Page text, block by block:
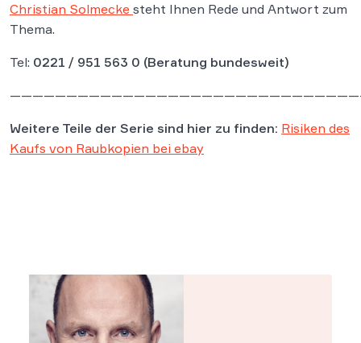
Christian Solmecke steht Ihnen Rede und Antwort zum
Thema.
Tel: 0221 / 951 563 0 (Beratung bundesweit)
Weitere Teile der Serie sind hier zu finden: Risiken des
Kaufs von Raubkopien bei ebay